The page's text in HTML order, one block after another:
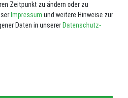
Zeitpunkt zu ändern oder zu
Impressum und weitere Hinweise zur
Daten in unserer Daten­schutz­